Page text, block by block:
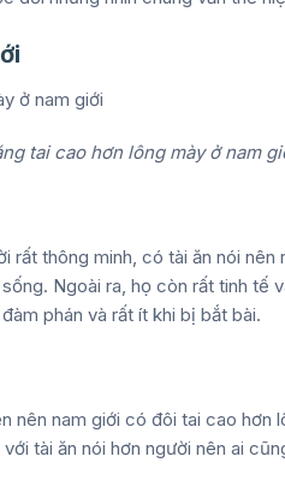
tai cao hơn lông mày ở nam
thông minh, có tài ăn nói
Ngoài ra, họ còn rất tinh tế
phán và rất ít khi bị bắt bài.
nên nam giới có đôi tai cao hơn
tài ăn nói hơn người nên ai